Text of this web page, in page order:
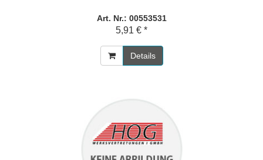
Art. Nr.: 00553531
5,91 € *
Details